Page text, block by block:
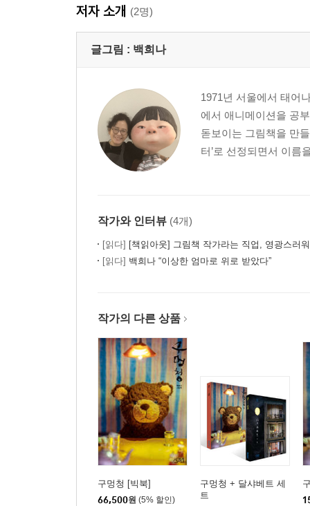
저자 소개 (2명)
글그림 : 백희나
1971년 서울에서 태어
에서 애니메이션을 공
돋보이는 그림책을 만
터’로 선정되면서 이름
작가와 인터뷰 (4개)
[읽다] [책읽아웃] 그림책 작가라는 직업, 영광스러
[읽다] 백희나 “이상한 엄마로 위로 받았다”
작가의 다른 상품
구멍청 [빅북]
66,500원 (5% 할인)
구멍청 + 달샤베트 세
트